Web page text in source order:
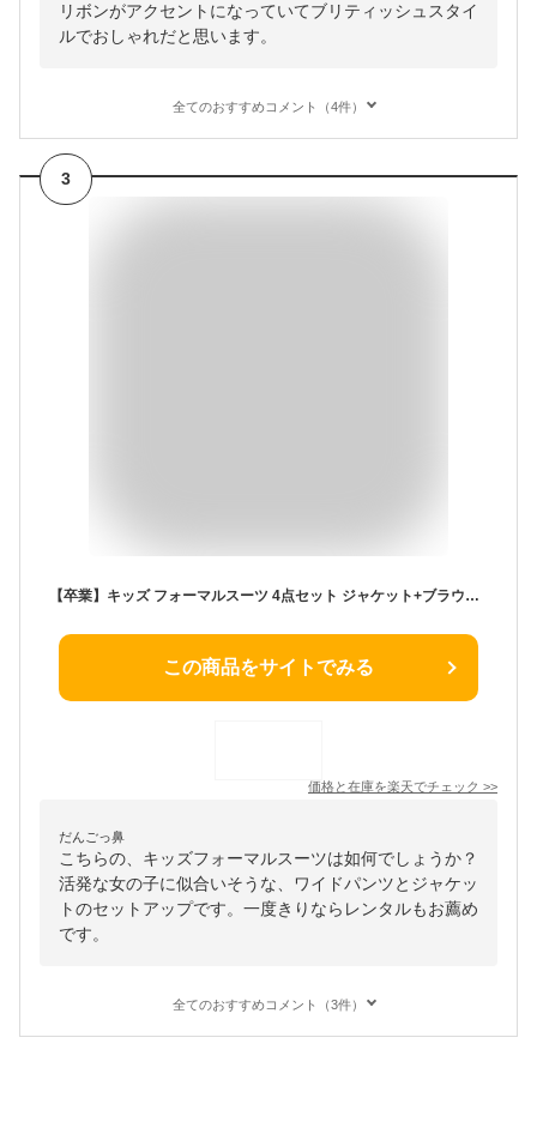
リボンがアクセントになっていてブリティッシュスタイ
ルでおしゃれだと思います。
全てのおすすめコメント（4件）
3
【卒業】キッズ フォーマルスーツ 4点セット ジャケット+ブラウス+ワイドパンツ+リボンタイ パンツスーツ パンツスーツ 入学式 卒業式 発表会 結婚式 女の子 子供服 子ども こども ジュニア ティーンズ ジュニア女子 小学生 ニッセン nissen 140 150 160 165 春服 卒服
この商品をサイトでみる
価格と在庫を楽天でチェック >>
だんごっ鼻
こちらの、キッズフォーマルスーツは如何でしょうか？
活発な女の子に似合いそうな、ワイドパンツとジャケッ
トのセットアップです。一度きりならレンタルもお薦め
です。
全てのおすすめコメント（3件）